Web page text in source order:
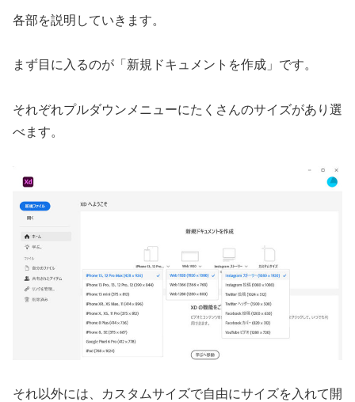
各部を説明していきます。
まず目に入るのが「新規ドキュメントを作成」です。
それぞれプルダウンメニューにたくさんのサイズがあり選
べます。
それ以外には、カスタムサイズで自由にサイズを入れて開